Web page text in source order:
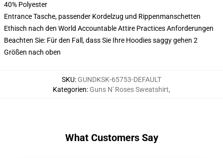
40% Polyester
Entrance Tasche, passender Kordelzug und Rippenmanschetten
Ethisch nach den World Accountable Attire Practices Anforderungen
Beachten Sie: Für den Fall, dass Sie Ihre Hoodies saggy gehen 2
Größen nach oben
SKU: GUNDKSK-65753-DEFAULT
Kategorien: Guns N' Roses Sweatshirt,
What Customers Say